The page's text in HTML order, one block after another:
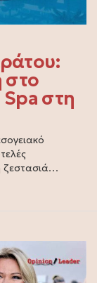
στο
στη
ζεστασιά…